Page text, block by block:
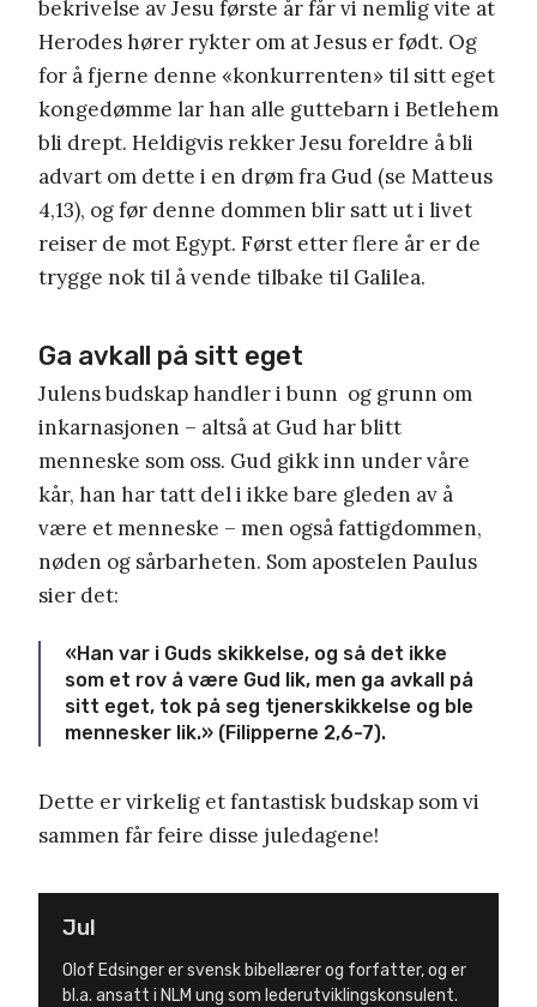
bekrivelse av Jesu første år får vi nemlig vite at
Herodes hører rykter om at Jesus er født. Og
for å fjerne denne «konkurrenten» til sitt eget
kongedømme lar han alle guttebarn i Betlehem
bli drept. Heldigvis rekker Jesu foreldre å bli
advart om dette i en drøm fra Gud (se Matteus
4,13), og før denne dommen blir satt ut i livet
reiser de mot Egypt. Først etter flere år er de
trygge nok til å vende tilbake til Galilea.
Ga avkall på sitt eget
Julens budskap handler i bunn og grunn om
inkarnasjonen – altså at Gud har blitt
menneske som oss. Gud gikk inn under våre
kår, han har tatt del i ikke bare gleden av å
være et menneske – men også fattigdommen,
nøden og sårbarheten. Som apostelen Paulus
sier det:
«Han var i Guds skikkelse, og så det ikke
som et rov å være Gud lik, men ga avkall på
sitt eget, tok på seg tjenerskikkelse og ble
mennesker lik.» (Filipperne 2,6-7).
Dette er virkelig et fantastisk budskap som vi
sammen får feire disse juledagene!
Jul
Olof Edsinger er svensk bibellærer og forfatter, og er
bl.a. ansatt i NLM ung som lederutviklingskonsulent.